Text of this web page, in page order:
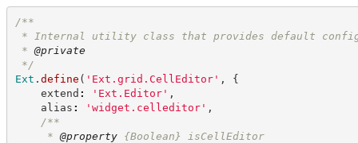
/**
* Internal utility class that provides default
* @private
*/
Ext . define ( ' Ext.grid.CellEditor' ,
{
extend : ' Ext.Editor' ,
alias : ' widget.celleditor' ,
/**
* @property {Boolean}
isCellEditor